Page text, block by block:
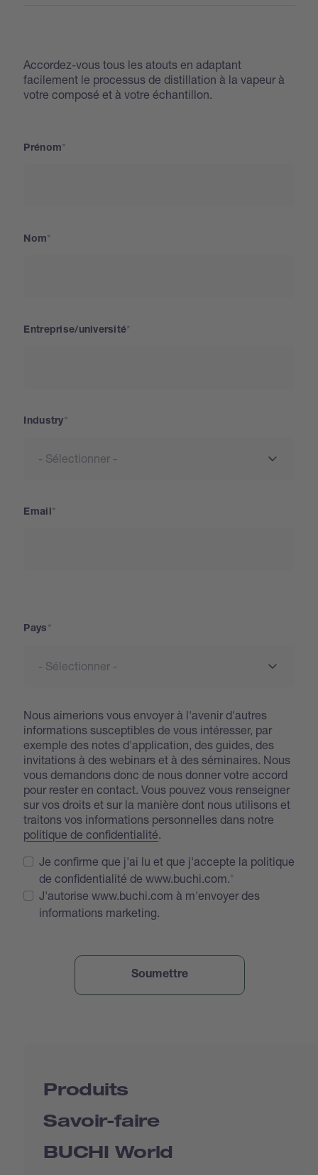
Accordez-vous tous les atouts en adaptant
facilement le processus de distillation à la vapeur à
votre composé et à votre échantillon.
Prénom
Nom
Entreprise/université
Industry
Email
Pays
Nous aimerions vous envoyer à l'avenir d'autres
informations susceptibles de vous intéresser, par
exemple des notes d'application, des guides, des
invitations à des webinars et à des séminaires. Nous
vous demandons donc de nous donner votre accord
pour rester en contact. Vous pouvez vous renseigner
sur vos droits et sur la manière dont nous utilisons et
traitons vos informations personnelles dans notre
politique de confidentialité
Je confirme que j'ai lu et que j'accepte la politique
de confidentialité de www.buchi.com.
J'autorise www.buchi.com à m'envoyer des
informations marketing.
Produits
Savoir-faire
BUCHI World